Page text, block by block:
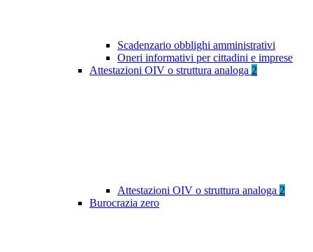
Scadenzario obblighi amministrativi
Oneri informativi per cittadini e imprese
Attestazioni OIV o struttura analoga 2
Attestazioni OIV o struttura analoga 2
Burocrazia zero